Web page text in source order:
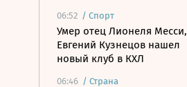
06:52 / Спорт
Умер отец Лионеля Месси,
Евгений Кузнецов нашел
новый клуб в КХЛ
06:46 / Страна